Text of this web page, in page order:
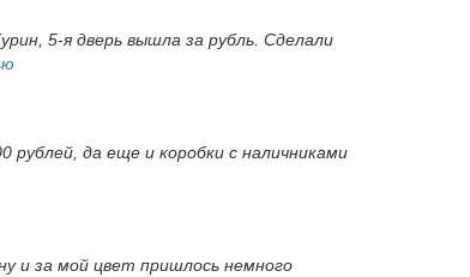
5-я дверь вышла за рубль. Сделали
рублей, да еще и коробки с наличниками
и за мой цвет пришлось немного